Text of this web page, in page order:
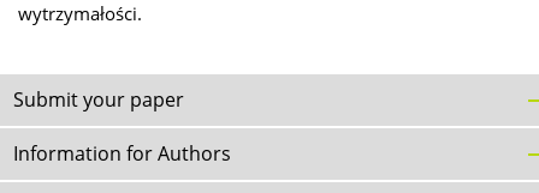
wytrzymałości.
Submit your paper
Information for Authors